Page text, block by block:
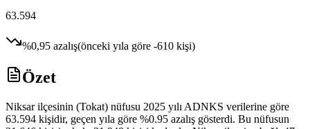
63.594
%0,95 azalış(önceki yıla göre -610 kişi)
Özet
Niksar ilçesinin (Tokat) nüfusu 2025 yılı ADNKS verilerine göre
63.594 kişidir, geçen yıla göre %0.95 azalış gösterdi. Bu nüfusun